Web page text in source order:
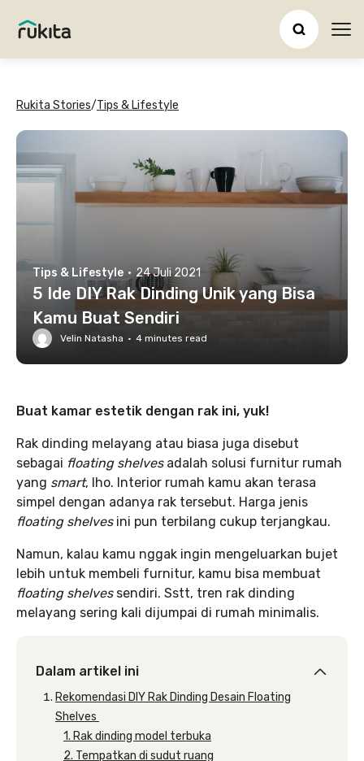
Rukita Stories/Tips & Lifestyle
Tips & Lifestyle · 24 Juli 2021
5 Ide DIY Rak Dinding Unik yang Bisa
Kamu Buat Sendiri
Velin Natasha · 4 minutes read
Buat kamar estetik dengan rak ini, yuk!
Rak dinding melayang atau biasa juga disebut
sebagai floating shelves adalah solusi furnitur rumah
yang smart, lho. Interior rumah kamu akan terasa
simpel dengan adanya rak tersebut. Harga jenis
floating shelves ini pun terbilang cukup terjangkau.
Namun, kalau kamu nggak ingin mengeluarkan bujet
lebih untuk membeli furnitur, kamu bisa membuat
floating shelvessendiri. Sstt, tren rak dinding
melayang sering kali dijumpai di rumah minimalis.
Dalam artikel ini
Rekomendasi DIY Rak Dinding Desain Floating
Shelves
1. Rak dinding model terbuka
2. Tempatkan di sudut ruang